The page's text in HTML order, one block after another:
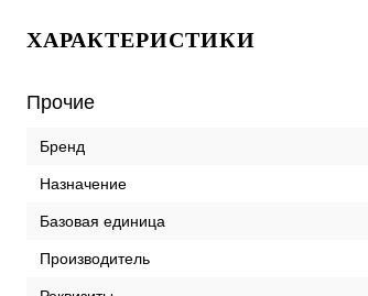
ХАРАКТЕРИСТИКИ
Прочие
Бренд
Назначение
Базовая единица
Производитель